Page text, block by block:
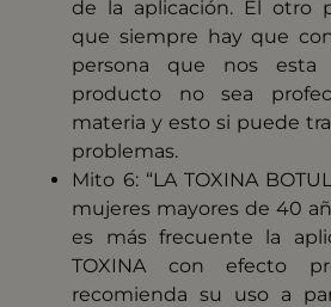
de la aplicación. El otro
que siempre hay que
persona que nos esta
producto no sea
materia y esto si puede
problemas.
Mito 6: “LA TOXINA
mujeres mayores de 40
es más frecuente la
TOXINA con efecto
recomienda su uso a